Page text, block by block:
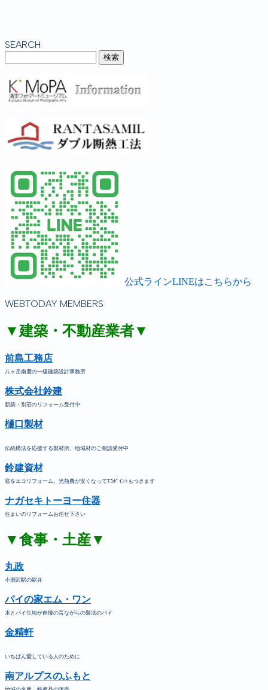
SEARCH
公式ラインLINEはこちらから
WEBTODAY MEMBERS
▼建築・不動産業者▼
前島工務店
八ヶ岳南麓の一級建築設計事務所
株式会社鈴建
新築・別荘のリフォーム受付中
樋口製材
伝統構法を応援する製材所。地域材のご相談受付中
鈴建資材
窓をエコリフォーム。光熱費が安くなってｴｺﾎﾟｲﾝﾄもつきます
ナガセキトーヨー住器
住まいのリフォームお任せ下さい
▼食事・土産▼
丸政
小淵沢駅の駅弁
パイの家エム・ワン
水とパイ生地が自慢の昔ながらの製法のパイ
金精軒
いちばん愛している人のために
南アルプスのふもと